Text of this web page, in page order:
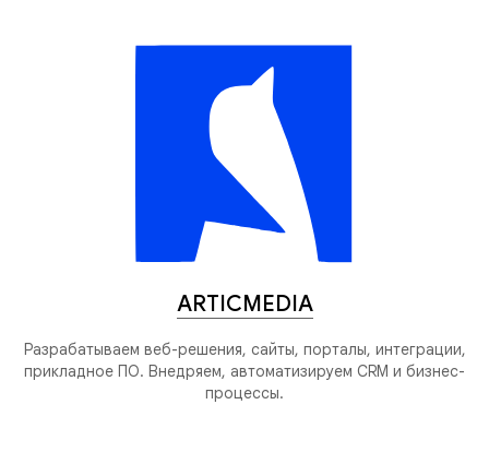
ARTICMEDIA
Разрабатываем веб-решения, сайты, порталы, интеграции,
прикладное ПО. Внедряем, автоматизируем CRM и бизнес-
процессы.